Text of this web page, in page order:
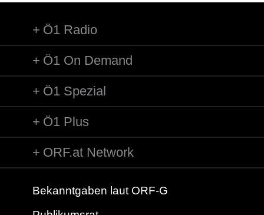
Ö1 Radio
Ö1 On Demand
Ö1 Spezial
Ö1 Plus
ORF.at Network
Bekanntgaben laut ORF-G